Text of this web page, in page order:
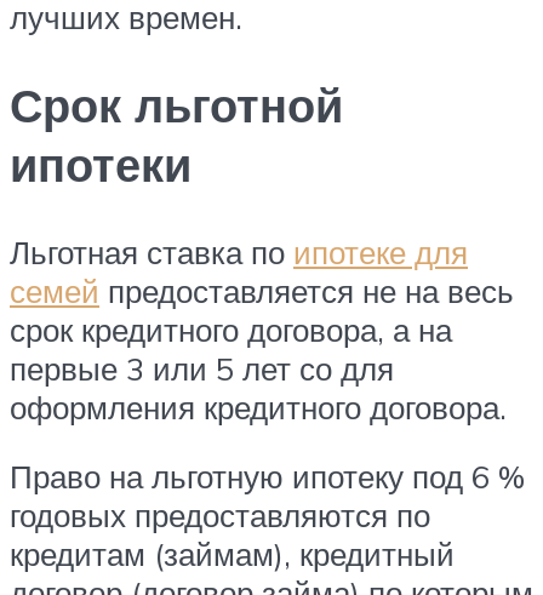
лучших времен.
Срок льготной
ипотеки
Льготная ставка по ипотеке для
семей предоставляется не на весь
срок кредитного договора, а на
первые 3 или 5 лет со для
оформления кредитного договора.
Право на льготную ипотеку под 6 %
годовых предоставляются по
кредитам (займам), кредитный